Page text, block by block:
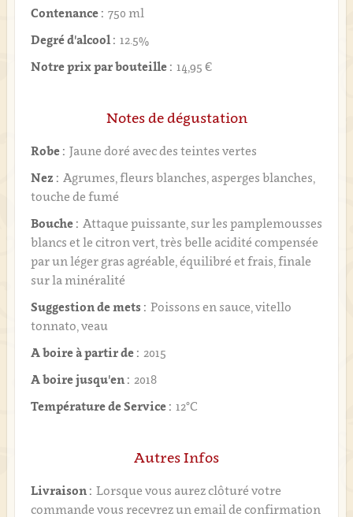
Contenance : 750 ml
Degré d'alcool : 12.5%
Notre prix par bouteille : 14,95 €
Notes de dégustation
Robe : Jaune doré avec des teintes vertes
Nez : Agrumes, fleurs blanches, asperges blanches,
touche de fumé
Bouche : Attaque puissante, sur les pamplemousses
blancs et le citron vert, très belle acidité compensée
par un léger gras agréable, équilibré et frais, finale
sur la minéralité
Suggestion de mets : Poissons en sauce, vitello
tonnato, veau
A boire à partir de : 2015
A boire jusqu'en : 2018
Température de Service : 12°C
Autres Infos
Livraison : Lorsque vous aurez clôturé votre
commande vous recevrez un email de confirmation